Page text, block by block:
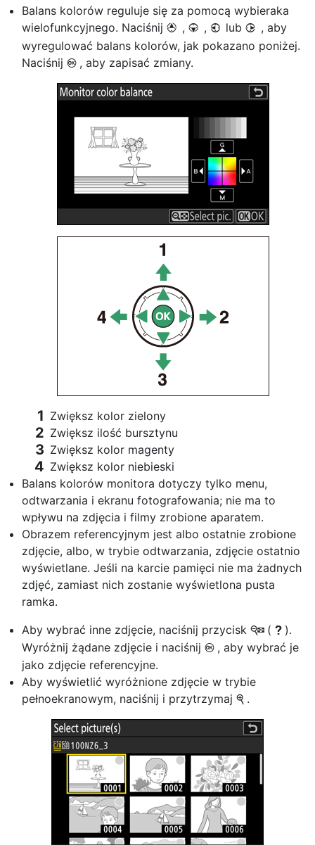
Balans kolorów reguluje się za pomocą wybieraka
wielofunkcyjnego. Naciśnij 1 , 3 , 4 lub 2 , aby
wyregulować balans kolorów, jak pokazano poniżej.
Naciśnij J , aby zapisać zmiany.
Zwiększ kolor zielony
Zwiększ ilość bursztynu
Zwiększ kolor magenty
Zwiększ kolor niebieski
Balans kolorów monitora dotyczy tylko menu,
odtwarzania i ekranu fotografowania; nie ma to
wpływu na zdjęcia i filmy zrobione aparatem.
Obrazem referencyjnym jest albo ostatnie zrobione
zdjęcie, albo, w trybie odtwarzania, zdjęcie ostatnio
wyświetlane. Jeśli na karcie pamięci nie ma żadnych
zdjęć, zamiast nich zostanie wyświetlona pusta
ramka.
Aby wybrać inne zdjęcie, naciśnij przycisk W ( Q ).
Wyróżnij żądane zdjęcie i naciśnij J , aby wybrać je
jako zdjęcie referencyjne.
Aby wyświetlić wyróżnione zdjęcie w trybie
pełnoekranowym, naciśnij i przytrzymaj X .